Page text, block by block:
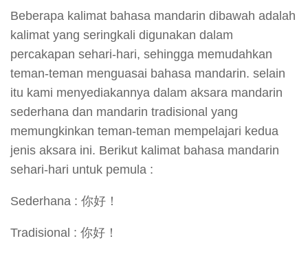
Beberapa kalimat bahasa mandarin dibawah adalah
kalimat yang seringkali digunakan dalam
percakapan sehari-hari, sehingga memudahkan
teman-teman menguasai bahasa mandarin. selain
itu kami menyediakannya dalam aksara mandarin
sederhana dan mandarin tradisional yang
memungkinkan teman-teman mempelajari kedua
jenis aksara ini. Berikut kalimat bahasa mandarin
sehari-hari untuk pemula :
Sederhana : 你好！
Tradisional : 你好！